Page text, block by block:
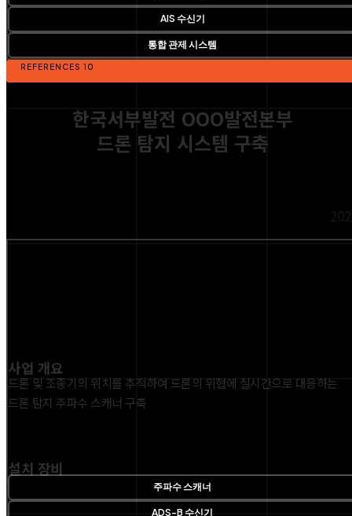
AIS 수신기
통합 관제 시스템
REFERENCES 10
한국서부발전 OOO발전본부
드론 탐지 시스템 구축
사업 개요
드론 및 조종기의 위치를 추적하여 드론의 위협에 실시간으로 대응하는
드론 탐지 주파수 스캐너 구축
설치 장비
주파수 스캐너
ADS-B 수신기